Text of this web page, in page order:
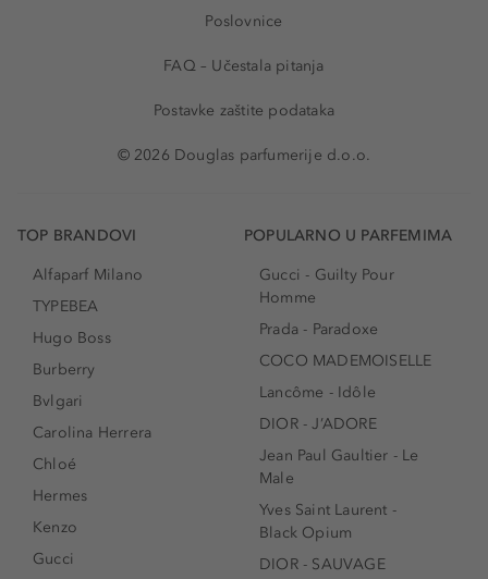
Poslovnice
FAQ – Učestala pitanja
Postavke zaštite podataka
© 2026 Douglas parfumerije d.o.o.
TOP BRANDOVI
Alfaparf Milano
TYPEBEA
Hugo Boss
Burberry
Bvlgari
Carolina Herrera
Chloé
Hermes
Kenzo
Gucci
POPULARNO U PARFEMIMA
Gucci - Guilty Pour
Homme
Prada - Paradoxe
COCO MADEMOISELLE
Lancôme - Idôle
DIOR - J’ADORE
Jean Paul Gaultier - Le
Male
Yves Saint Laurent -
Black Opium
DIOR - SAUVAGE